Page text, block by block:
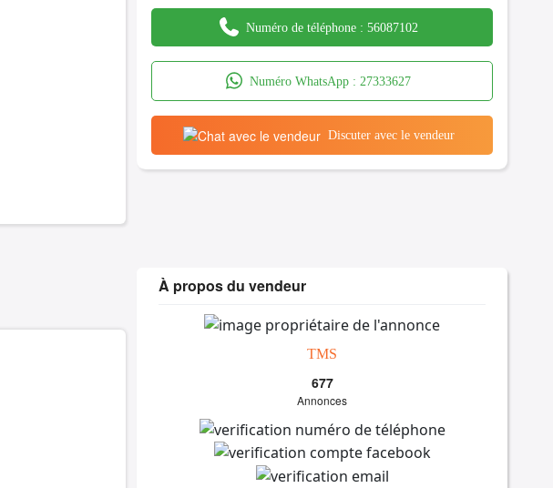
Numéro de téléphone : 56087102
Numéro WhatsApp : 27333627
Discuter avec le vendeur
À propos du vendeur
TMS
677
Annonces